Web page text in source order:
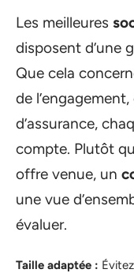
Les meilleures
disposent d’une
Que cela
de
d’assurance,
compte. Plutôt
offre venue, un
une vue
évaluer.
Taille adaptée :